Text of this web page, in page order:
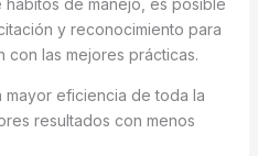
y reconocimiento para
las mejores prácticas.
mayor eficiencia de toda la
resultados con menos